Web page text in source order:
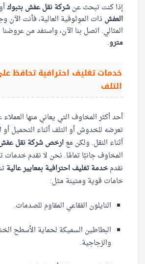
إذا كنت تبحث عنشركة نقل عفش بتبوك
العفش ذات الموثوقية العالية، فأنت الآن
المثالي. اتصل بنا الآن، واستفد من
مترو.
خدمات تغليف احترافية تحافظ
التلف
أحد أكثر المخاوف التي يعاني منها
تعرضه للخدوش أو التلف أثناء التحميل أو
أثناء النقل. ولكن معارخص شركة نقل
المخاوف جانبًا تمامًا. نحن لا نقدم خدمات
نقدمخدمة تغليف احترافية بمعايير عالية
خامات قوية ومتينة مثل:
النايلون الفقاعي المقاوم للصدمات.
البطاطين السميكة لحماية الأسطح
والزجاجية.